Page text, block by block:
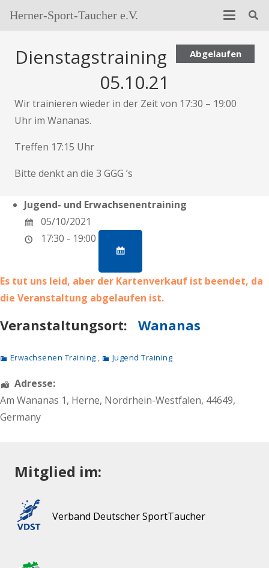
Herner-Sport-Taucher e.V.
Abgelaufen
Dienstagstraining
05.10.21
Wir trainieren wieder in der Zeit von 17:30 – 19:00
Uhr im Wananas.
Treffen 17:15 Uhr
Bitte denkt an die 3 GGG ’s
Jugend- und Erwachsenentraining
05/10/2021
17:30 - 19:00
Es tut uns leid, aber der Kartenverkauf ist beendet, da
die Veranstaltung abgelaufen ist.
Veranstaltungsort: Wananas
Erwachsenen Training , Jugend Training
Adresse:
Am Wananas 1, Herne, Nordrhein-Westfalen, 44649,
Germany
Mitglied im:
Verband Deutscher SportTaucher